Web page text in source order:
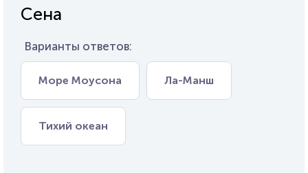
Сена
Варианты ответов:
Море Моусона Ла-Манш
Тихий океан